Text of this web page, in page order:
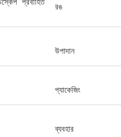
রঙ
উপাদান
প্যাকেজিং
ব্যবহার